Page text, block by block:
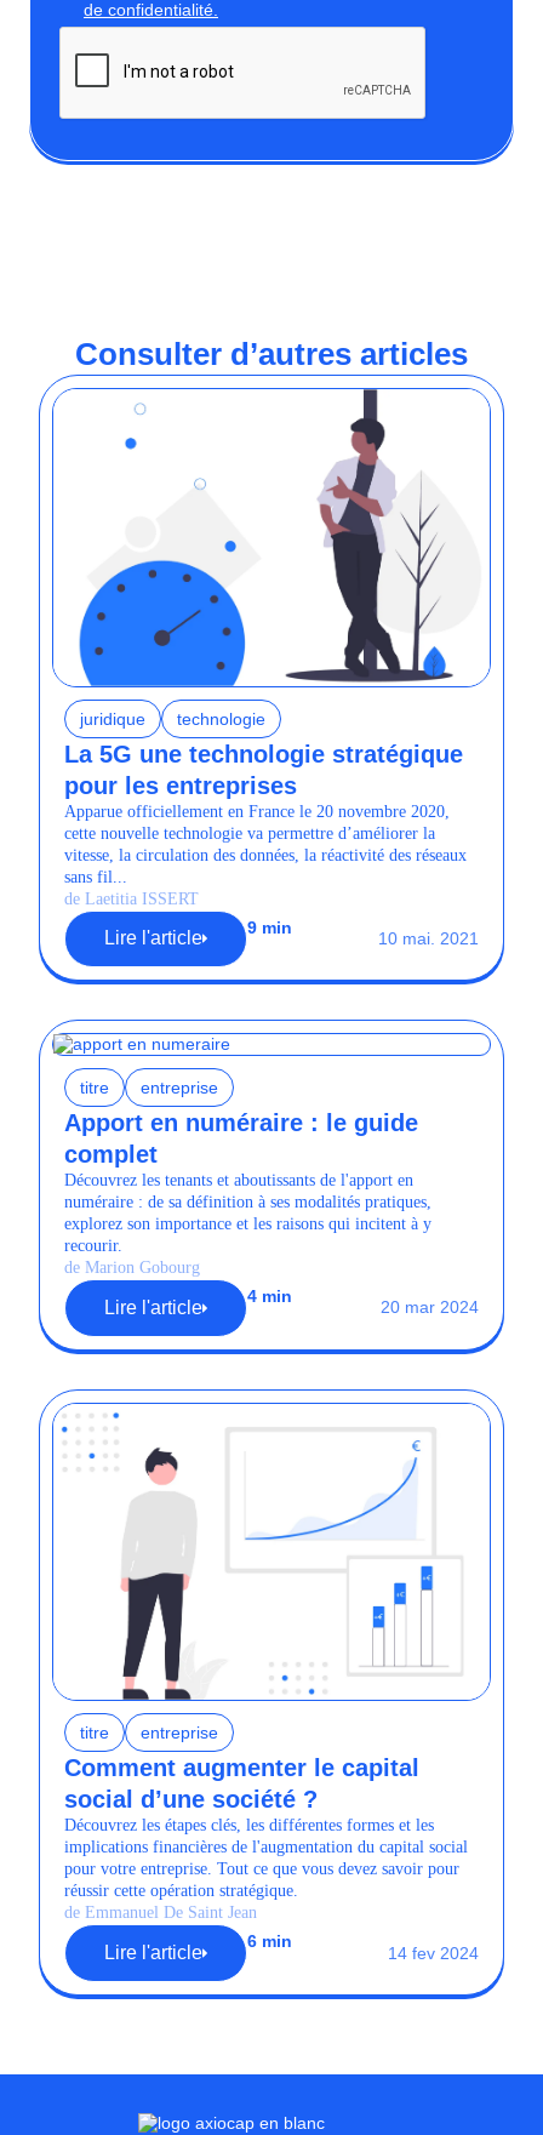
de confidentialité.
Consulter d’autres articles
juridique technologie
La 5G une technologie stratégique
pour les entreprises
Apparue officiellement en France le 20 novembre 2020,
cette nouvelle technologie va permettre d’améliorer la
vitesse, la circulation des données, la réactivité des réseaux
sans fil...
de Laetitia ISSERT
Lire l'article
9 min
10 mai. 2021
titre entreprise
Apport en numéraire : le guide
complet
Découvrez les tenants et aboutissants de l'apport en
numéraire : de sa définition à ses modalités pratiques,
explorez son importance et les raisons qui incitent à y
recourir.
de Marion Gobourg
Lire l'article
4 min
20 mar 2024
titre entreprise
Comment augmenter le capital
social d’une société ?
Découvrez les étapes clés, les différentes formes et les
implications financières de l'augmentation du capital social
pour votre entreprise. Tout ce que vous devez savoir pour
réussir cette opération stratégique.
de Emmanuel De Saint Jean
Lire l'article
6 min
14 fev 2024